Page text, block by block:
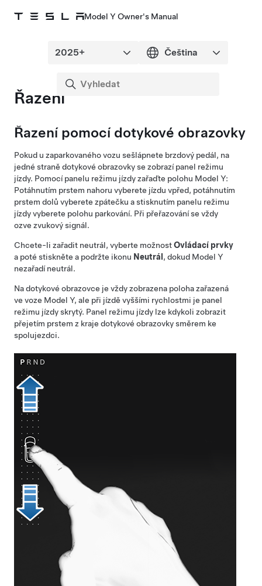
Model Y Owner's Manual
Řazení
Řazení pomocí dotykové obrazovky
Pokud u zaparkovaného vozu sešlápnete brzdový pedál, na
jedné straně dotykové obrazovky se zobrazí panel režimu
jízdy. Pomocí panelu režimu jízdy zařaďte polohu Model Y:
Potáhnutím prstem nahoru vyberete jízdu vpřed, potáhnutím
prstem dolů vyberete zpátečku a stisknutím panelu režimu
jízdy vyberete polohu parkování. Při přeřazování se vždy
ozve zvukový signál.
Chcete-li zařadit neutrál, vyberte možnostOvládací prvky
a poté stiskněte a podržte ikonu Neutrál , dokud Model Y
nezařadí neutrál.
Na dotykové obrazovce je vždy zobrazena poloha zařazená
ve voze Model Y, ale při jízdě vyššími rychlostmi je panel
režimu jízdy skrytý. Panel režimu jízdy lze kdykoli zobrazit
přejetím prstem z kraje dotykové obrazovky směrem ke
spolujezdci.